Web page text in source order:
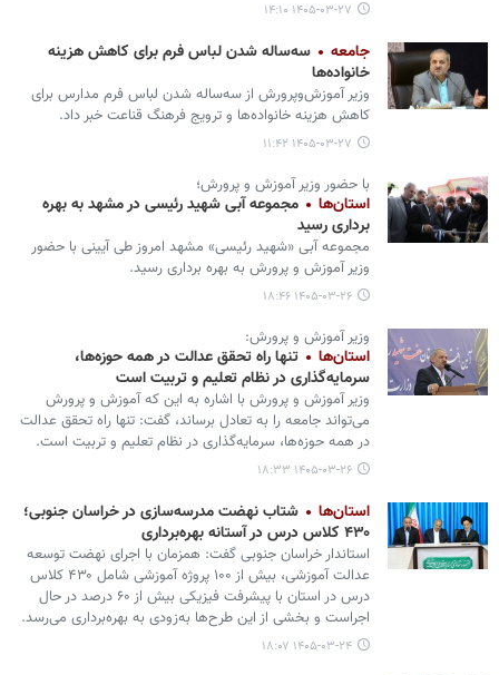
۱۴۰۵-۰۳-۲۷ ۱۴:۱۰
جامعه
سه‌ساله شدن لباس فرم برای کاهش هزینه
خانواده‌ها
وزیر آموزش‌وپرورش از سه‌ساله شدن لباس فرم مدارس برای
کاهش هزینه خانواده‌ها و ترویج فرهنگ قناعت خبر داد.
۱۴۰۵-۰۳-۲۷ ۱۱:۴۲
با حضور وزیر آموزش و پرورش؛
استان‌ها
مجموعه آبی شهید رئیسی در مشهد به بهره
برداری رسید
مجموعه آبی «شهید رئیسی» مشهد امروز طی آیینی با حضور
وزیر آموزش و پرورش به بهره برداری رسید.
۱۴۰۵-۰۳-۲۶ ۱۸:۴۶
وزیر آموزش و پرورش:
استان‌ها
تنها راه تحقق عدالت در همه حوزه‌ها،
سرمایه‌گذاری در نظام تعلیم و تربیت است
وزیر آموزش و پرورش با اشاره به این که آموزش و پرورش
می‌تواند جامعه را به تعادل برساند، گفت: تنها راه تحقق عدالت
در همه حوزه‌ها، سرمایه‌گذاری در نظام تعلیم و تربیت است.
۱۴۰۵-۰۳-۲۶ ۱۸:۳۳
استان‌ها
شتاب نهضت مدرسه‌سازی در خراسان جنوبی؛
۴۳۰ کلاس درس در آستانه بهره‌برداری
استاندار خراسان جنوبی گفت: همزمان با اجرای نهضت توسعه
عدالت آموزشی، بیش از ۱۰۰ پروژه آموزشی شامل ۴۳۰ کلاس
درس در استان با پیشرفت فیزیکی بیش از ۶۰ درصد در حال
اجراست و بخشی از این طرح‌ها به‌زودی به بهره‌برداری می‌رسد.
۱۴۰۵-۰۳-۲۴ ۱۸:۰۷